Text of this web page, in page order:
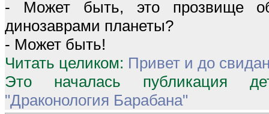
- Может быть, это прозвище
динозаврами планеты?
- Может быть!
Читать целиком: Привет и до
Это началась публикация
"Драконология Барабана"